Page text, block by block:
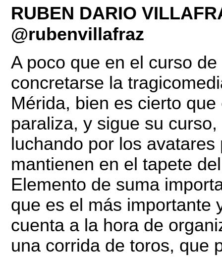
RUBEN DARIO
@rubenvillafraz
A poco que en el curso
concretarse la
Mérida, bien es cierto
paraliza, y sigue su
luchando por los
mantienen en el tapete
Elemento de suma
que es el más importante
cuenta a la hora de
una corrida de toros, que